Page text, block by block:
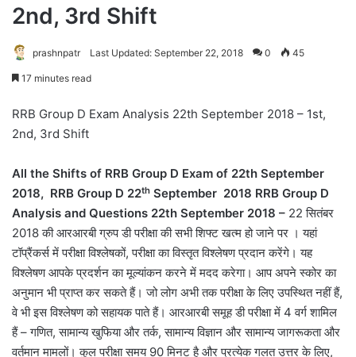
2nd, 3rd Shift
prashnpatr Last Updated: September 22, 2018 0 45
17 minutes read
RRB Group D Exam Analysis 22th September 2018 – 1st,
2nd, 3rd Shift
All the Shifts of RRB Group D Exam of 22th September
2018, RRB Group D 22th September 2018 RRB Group D
Analysis and Questions 22th September 2018 – 22 सितंबर
2018 की आरआरबी ग्रुप डी परीक्षा की सभी शिफ्ट खत्म हो जाने पर । यहां
टॉप्रैंकर्स में परीक्षा विश्लेषकों, परीक्षा का विस्तृत विश्लेषण प्रदान करेंगे। यह
विश्लेषण आपके प्रदर्शन का मूल्यांकन करने में मदद करेगा। आप अपने स्कोर का
अनुमान भी प्राप्त कर सकते हैं। जो लोग अभी तक परीक्षा के लिए उपस्थित नहीं हैं,
वे भी इस विश्लेषण को सहायक पाते हैं। आरआरबी समूह डी परीक्षा में 4 वर्ग शामिल
हैं – गणित, सामान्य खुफिया और तर्क, सामान्य विज्ञान और सामान्य जागरूकता और
वर्तमान मामलों। कुल परीक्षा समय 90 मिनट है और प्रत्येक गलत उत्तर के लिए,